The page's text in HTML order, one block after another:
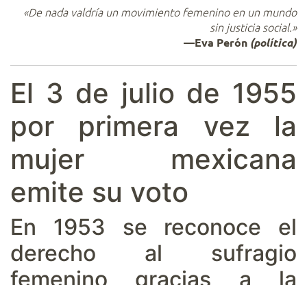
«De nada valdría un movimiento femenino en un mundo
sin justicia social.»
—Eva Perón (política)
El 3 de julio de 1955
por primera vez la
mujer mexicana
emite su voto
En 1953 se reconoce el
derecho al sufragio
femenino gracias a la